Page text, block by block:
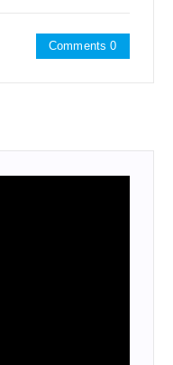
Comments 0